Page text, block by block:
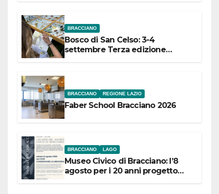
BRACCIANO
Bosco di San Celso: 3-4
settembre Terza edizione
BRACCIANO REGIONE LAZIO
Faber School Bracciano 2026
BRACCIANO LAGO
Museo Civico di Bracciano: l’8
agosto per i 20 anni progetto